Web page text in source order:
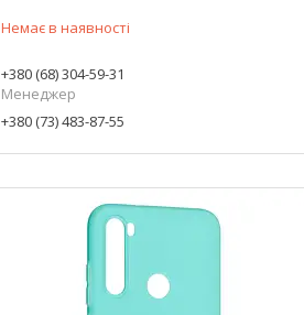
Немає в наявності
+380 (68) 304-59-31
Менеджер
+380 (73) 483-87-55